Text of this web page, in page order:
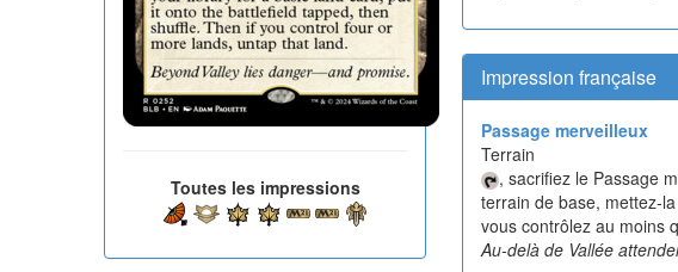
Toutes les impressions
Impression française
Passage merveilleux
Terrain
, sacrifiez le Passage
terrain de base, mettez-
vous contrôlez au moins
Au-delà de Vallée